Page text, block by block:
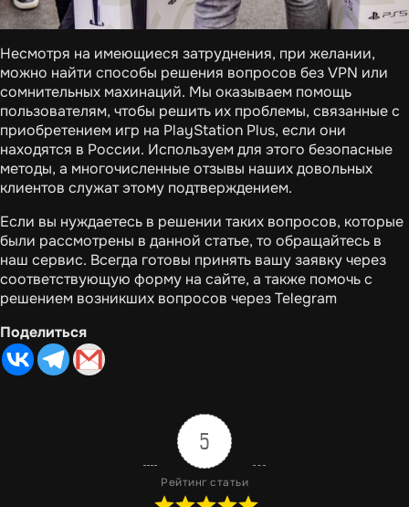
Несмотря на имеющиеся затруднения, при желании,
можно найти способы решения вопросов без VPN или
сомнительных махинаций. Мы оказываем помощь
пользователям, чтобы решить их проблемы, связанные с
приобретением игр на PlayStation Plus, если они
находятся в России. Используем для этого безопасные
методы, а многочисленные отзывы наших довольных
клиентов служат этому подтверждением.
Если вы нуждаетесь в решении таких вопросов, которые
были рассмотрены в данной статье, то обращайтесь в
наш сервис. Всегда готовы принять вашу заявку через
соответствующую форму на сайте, а также помочь с
решением возникших вопросов через Telegram
Поделиться
5
Рейтинг статьи